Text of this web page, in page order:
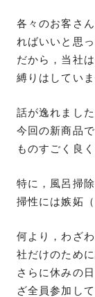
各々のお客さ
ればいいと思っ
だから，当社
縛りはしていま
話が逸れまし
今回の新商品
ものすごく良
特に，風呂掃
掃性には嫉妬
何より，わざ
社だけのため
さらに休みの
ざ全員参加し